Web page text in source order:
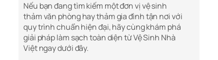
Nếu bạn đang tìm kiếm một đơn vị vệ sinh
thảm văn phòng hay thảm gia đình tận nơi với
quy trình chuẩn hiện đại, hãy cùng khám phá
giải pháp làm sạch toàn diện từ Vệ Sinh Nhà
Việt ngay dưới đây.